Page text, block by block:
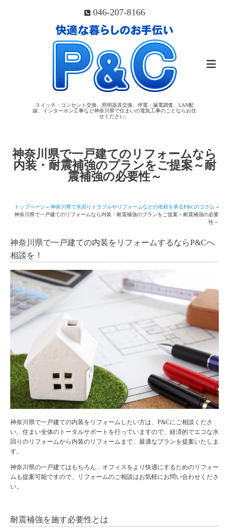
046-207-8166
スイッチ・コンセント交換、照明器具交換、停電・漏電調査、LAN配
線、インターホン工事など神奈川県で住まいの電気工事のことならお任
せください。
神奈川県で一戸建てのリフォームなら
内装・耐震補強のプランをご提案～耐
震補強の必要性～
トップページ » 神奈川県で水回りトラブルやリフォームなどの依頼を承るP&Cのコラム »
神奈川県で一戸建てのリフォームなら内装・耐震補強のプランをご提案～耐震補強の必要
性～
神奈川県で一戸建ての内装をリフォームするならP&Cへ
相談を！
神奈川県で一戸建ての内装を リフォーム したい方は、P&Cにご相談くださ
い。住まい全体のトータルサポートを行っていますので、経済的でエコな水
回りのリフォームから内装のリフォームまで、最適なプランを提案いたしま
す。
神奈川県の一戸建てはもちろん、オフィスをより快適にするためのリフォー
ムも提案可能ですので、リフォームのご相談はお気軽にお問い合わせくださ
い。
耐震補強を施す必要性とは